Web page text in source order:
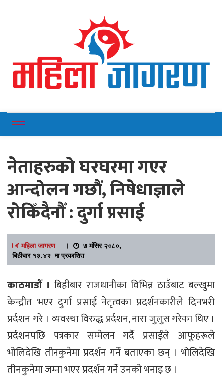
Mahilajagaran
नेताहरुको घरघरमा गएर
आन्दोलन गछौं, निषेधाज्ञाले
रोकिँदैनौँ : दुर्गा प्रसाई
महिला जागरण।
७ मंसिर २०८०,
बिहीबार १३:४२ मा प्रकाशित
काठमाडौं । बिहीबार राजधानीका विभिन्न ठाउँबाट बल्खुमा
केन्द्रीत भएर दुर्गा प्रसाई नेतृत्वका प्रदर्शनकारीले दिनभरी
प्रर्दशन गरे । व्यवस्था विरुद्ध प्रर्दशन, नारा जुलुस गरेका थिए ।
प्रर्दशनपछि पत्रकार सम्मेलन गर्दै प्रसाईंले आफूहरूले
भोलिदेखि तीनकुनेमा प्रदर्शन गर्ने बताएका छन् । भोलिदेखि
तीनकुनेमा जम्मा भएर प्रदर्शन गर्ने उनको भनाइ छ ।